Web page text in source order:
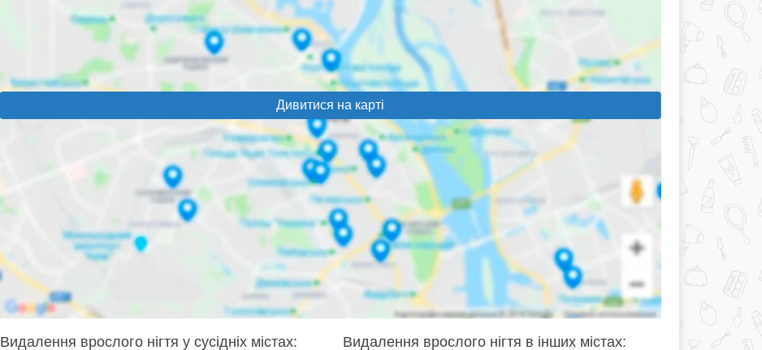
Дивитися на карті
Видалення врослого нігтя у сусідніх містах: Видалення врослого нігтя в інших містах: